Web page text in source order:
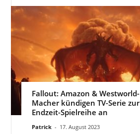
Fallout: Amazon & Westworld-
Macher kündigen TV-Serie zur
Endzeit-Spielreihe an
Patrick - 17. August 2023